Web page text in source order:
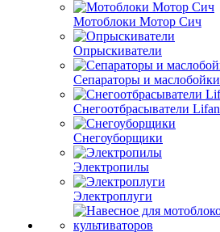
Мотоблоки Мотор Сич
Опрыскиватели
Сепараторы и маслобойки
Снегоотбрасыватели Lifan
Снегоуборщики
Электропилы
Электроплуги